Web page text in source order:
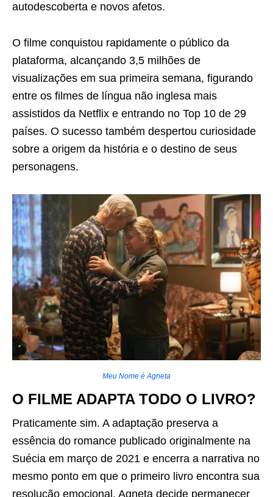
autodescoberta e novos afetos.
O filme conquistou rapidamente o público da
plataforma, alcançando 3,5 milhões de
visualizações em sua primeira semana, figurando
entre os filmes de língua não inglesa mais
assistidos da Netflix e entrando no Top 10 de 29
países. O sucesso também despertou curiosidade
sobre a origem da história e o destino de seus
personagens.
Meu Nome é Agneta
O FILME ADAPTA TODO O LIVRO?
Praticamente sim. A adaptação preserva a
essência do romance publicado originalmente na
Suécia em março de 2021 e encerra a narrativa no
mesmo ponto em que o primeiro livro encontra sua
resolução emocional. Agneta decide permanecer